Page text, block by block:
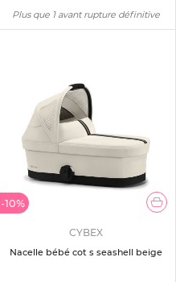
Plus que 1 avant rupture définitive
-10%
CYBEX
Nacelle bébé cot s seashell beige